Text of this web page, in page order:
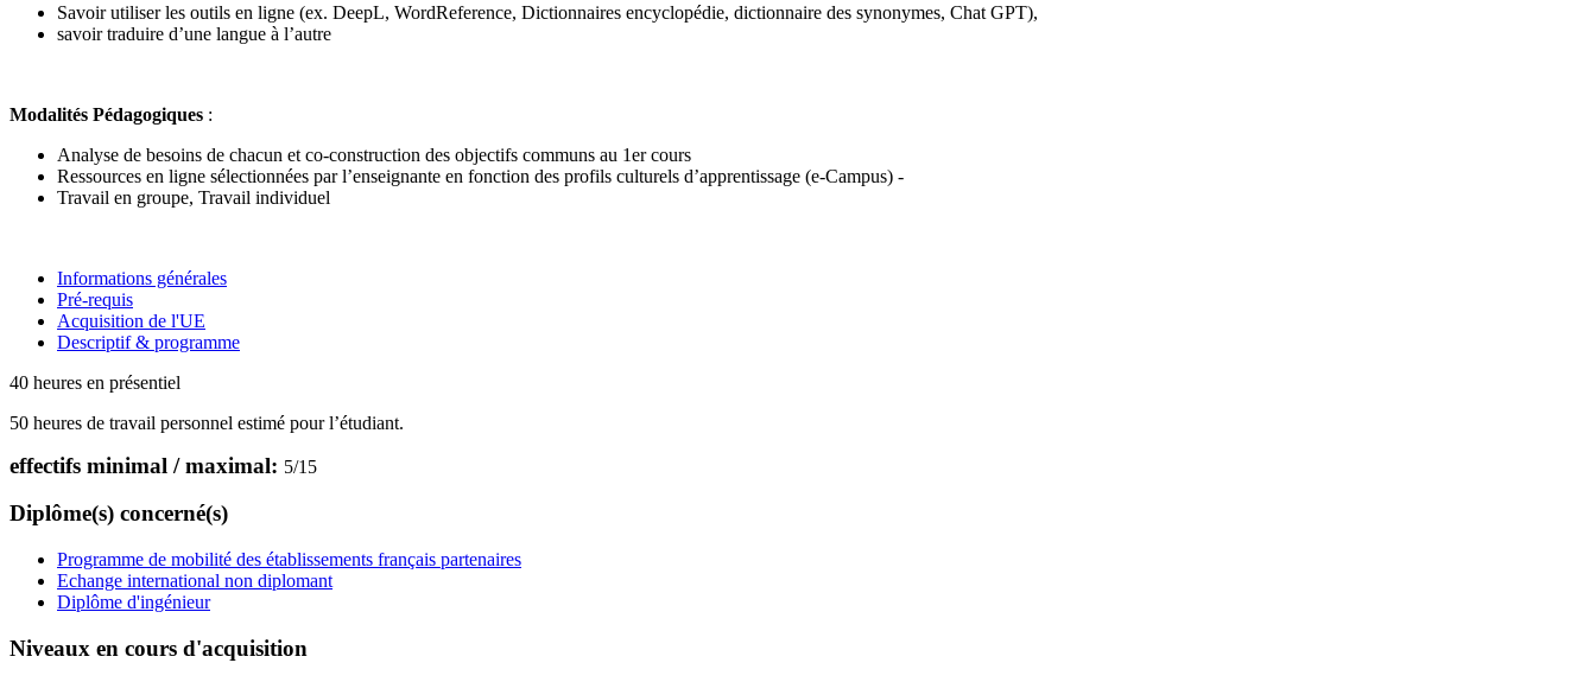
Savoir utiliser les outils en ligne (ex. DeepL, WordReference, Dictionnaires encyclopédie, dictionnaire des synonymes, Chat GPT),
savoir traduire d’une langue à l’autre
Modalités Pédagogiques :
Analyse de besoins de chacun et co-construction des objectifs communs au 1er cours
Ressources en ligne sélectionnées par l’enseignante en fonction des profils culturels d’apprentissage (e-Campus) -
Travail en groupe, Travail individuel
Informations générales
Pré-requis
Acquisition de l'UE
Descriptif & programme
40 heures en présentiel
50 heures de travail personnel estimé pour l’étudiant.
effectifs minimal / maximal: 5/15
Diplôme(s) concerné(s)
Programme de mobilité des établissements français partenaires
Echange international non diplomant
Diplôme d'ingénieur
Niveaux en cours d'acquisition